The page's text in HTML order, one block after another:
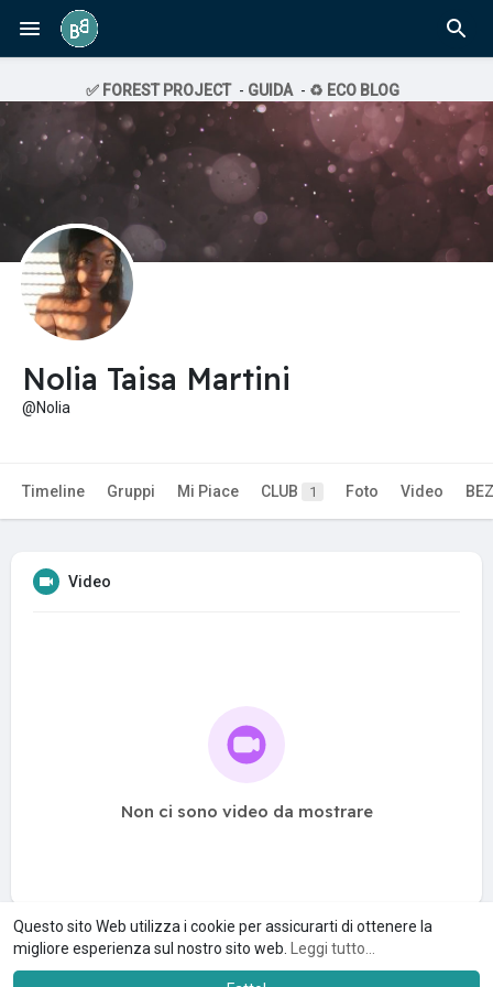
Questo sito Web utilizza i cookie per assicurarti di ottenere la
migliore esperienza sul nostro sito web.
Leggi tutto...
✅ FOREST PROJECT - GUIDA - ♻️ ECO BLOG
Nolia Taisa Martini
@Nolia
Timeline Gruppi Mi Piace CLUB 1 Foto Video BEZ
Video
Non ci sono video da mostrare